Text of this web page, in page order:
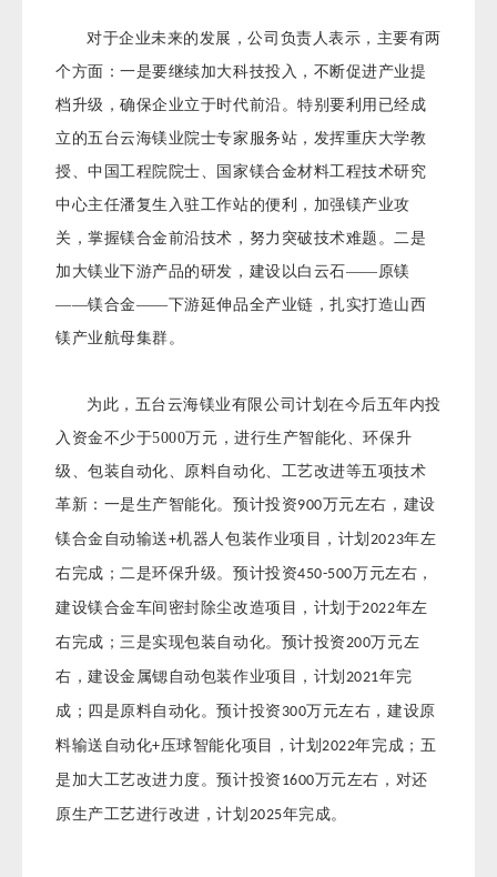
对于企业未来的发展，公司负责人表示，主要有两
个方面：一是要继续加大科技投入，不断促进产业提
档升级，确保企业立于时代前沿。特别要利用已经成
立的五台云海镁业院士专家服务站，发挥重庆大学教
授、中国工程院院士、国家镁合金材料工程技术研究
中心主任潘复生入驻工作站的便利，加强镁产业攻
关，掌握镁合金前沿技术，努力突破技术难题。二是
加大镁业下游产品的研发，建设以白云石——原镁
——镁合金——下游延伸品全产业链，扎实打造山西
镁产业航母集群。
为此，五台云海镁业有限公司计划在今后五年内投
入资金不少于5000万元，进行生产智能化、环保升
级、包装自动化、原料自动化、工艺改进等五项技术
革新：一是生产智能化。预计投资900万元左右，建设
镁合金自动输送+机器人包装作业项目，计划 2023年左
右完成；二是环保升级。预计投资450-500万元左右，
建设镁合金车间密封除尘改造项目，计划于2022年左
右完成；三是实现包装自动化。预计投资200万元左
右，建设金属锶自动包装作业项目，计划 2021年完
成；四是原料自动化。预计投资 300万元左右，建设原
料输送自动化+压球智能化项目，计划 2022年完成；五
是加大工艺改进力度。预计投资 1600万元左右，对还
原生产工艺进行改进，计划 2025年完成。